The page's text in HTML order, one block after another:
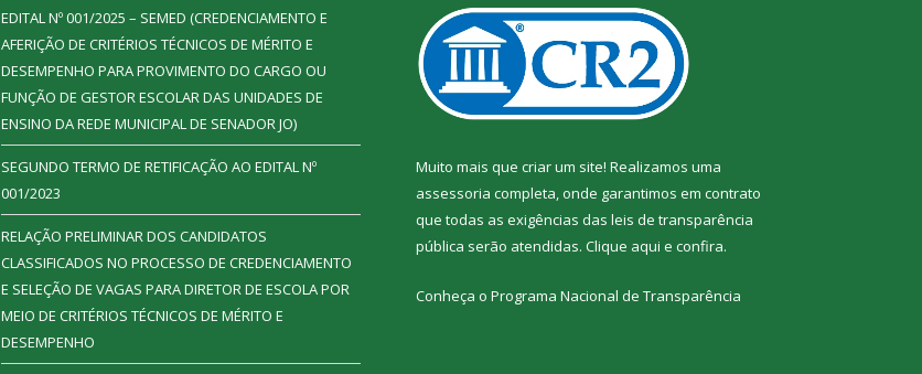
EDITAL Nº 001/2025 – SEMED (CREDENCIAMENTO E
AFERIÇÃO DE CRITÉRIOS TÉCNICOS DE MÉRITO E
DESEMPENHO PARA PROVIMENTO DO CARGO OU
FUNÇÃO DE GESTOR ESCOLAR DAS UNIDADES DE
ENSINO DA REDE MUNICIPAL DE SENADOR JO)
SEGUNDO TERMO DE RETIFICAÇÃO AO EDITAL Nº
001/2023
RELAÇÃO PRELIMINAR DOS CANDIDATOS
CLASSIFICADOS NO PROCESSO DE CREDENCIAMENTO
E SELEÇÃO DE VAGAS PARA DIRETOR DE ESCOLA POR
MEIO DE CRITÉRIOS TÉCNICOS DE MÉRITO E
DESEMPENHO
Muito mais que criar um site! Realizamos uma
assessoria completa, onde garantimos em contrato
que todas as exigências das leis de transparência
pública serão atendidas. Clique aqui e confira.
Conheça o Programa Nacional de Transparência